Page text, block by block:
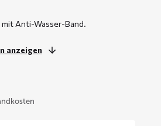
Anti-Wasser-Band.
anzeigen